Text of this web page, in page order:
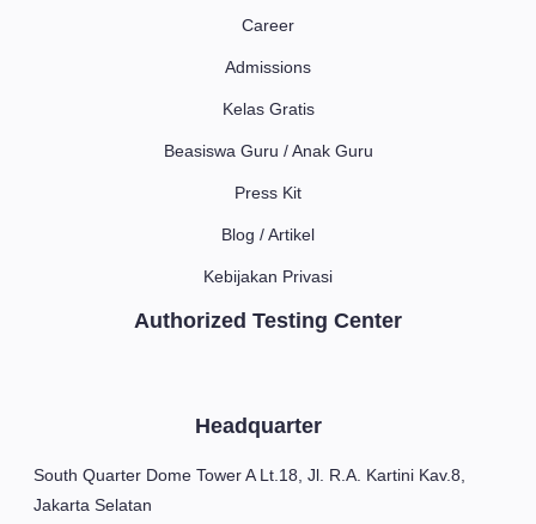
Career
Admissions
Kelas Gratis
Beasiswa Guru / Anak Guru
Press Kit
Blog / Artikel
Kebijakan Privasi
Authorized Testing Center
Headquarter
South Quarter Dome Tower A Lt.18, Jl. R.A. Kartini Kav.8,
Jakarta Selatan